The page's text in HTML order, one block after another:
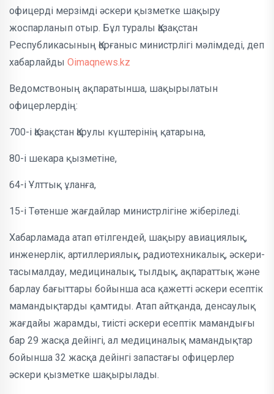
офицерді мерзімді әскери қызметке шақыру
жоспарланып отыр. Бұл туралы Қазақстан
Республикасының Қорғаныс министрлігі мәлімдеді, деп
хабарлайды Oimaqnews.kz
Ведомствоның ақпаратынша, шақырылатын
офицерлердің:
700-і Қазақстан Қарулы күштерінің қатарына,
80-і шекара қызметіне,
64-і Ұлттық ұланға,
15-і Төтенше жағдайлар министрлігіне жіберіледі.
Хабарламада атап өтілгендей, шақыру авиациялық,
инженерлік, артиллериялық, радиотехникалық, әскери-
тасымалдау, медициналық, тылдық, ақпараттық және
барлау бағыттары бойынша аса қажетті әскери есептік
мамандықтарды қамтиды. Атап айтқанда, денсаулық
жағдайы жарамды, тиісті әскери есептік мамандығы
бар 29 жасқа дейінгі, ал медициналық мамандықтар
бойынша 32 жасқа дейінгі запастағы офицерлер
әскери қызметке шақырылады.